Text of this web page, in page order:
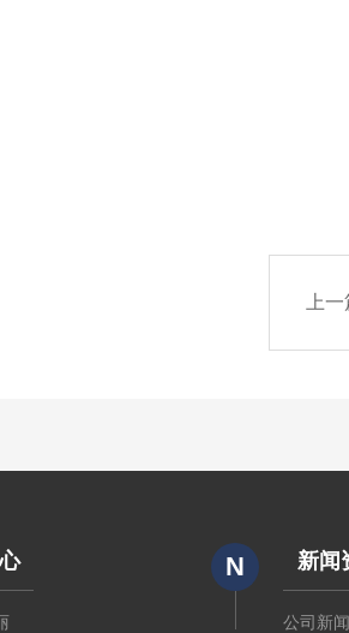
上
N 新闻
公司新